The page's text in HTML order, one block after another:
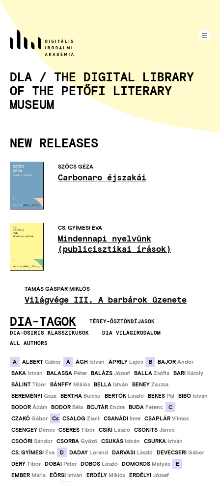
Skip
to
main
content
DLA / THE DIGITAL LIBRARY
OF THE PETŐFI LITERARY
MUSEUM
NEW RELEASES
Carbonaro éjszakái
SZŐCS GÉZA
Mindennapi nyelvünk
(publicisztikai írások)
CS. GYÍMESI ÉVA
Világvége III. A barbárok üzenete
TAMÁS GÁSPÁR MIKLÓS
DIA-TAGOK
TÉREY-ÖSZTÖNDÍJASOK
DIA-OSIRIS KLASSZIKUSOK
DIA VILÁGIRODALOM
ALL AUTHORS
A ALBERT Gábor Á ÁGH István ÁPRILY Lajos B BAJOR Andor
BAKA István BALASSA Péter BALÁZS József BALLA Zsófia BARI Károly
BÁLINT Tibor BÁNFFY Miklós BELLA István BENEY Zsuzsa
BEREMÉNYI Géza BERTHA Bulcsu BERTÓK László BÉKÉS Pál BIBÓ István
BODOR Ádám BODOR Béla BOJTÁR Endre BUDA Ferenc
C
CZAKÓ Gábor Cs CSALOG Zsolt CSANÁDI Imre CSAPLÁR Vilmos
CSENGEY Dénes CSERES Tibor CSIKI László CSOKITS János
CSOÓRI Sándor CSORBA Győző CSUKÁS István CSURKA István
CS. GYÍMESI Éva D DADAY Loránd DARVASI László DEVECSERI Gábor
DÉRY Tibor DOBAI Péter DOBOS László DOMOKOS Mátyás
E
EMBER Mária EÖRSI István ERDÉLY Miklós ERDÉLYI József